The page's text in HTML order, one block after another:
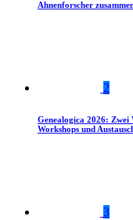
Ahnenforscher
2
Genealogica 2026:
Workshops und
3